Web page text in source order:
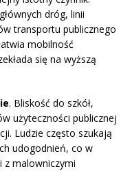
dróg, linii
transportu publicznego
mobilność
się na wyższą
. Bliskość do szkół,
użyteczności publicznej
Ludzie często szukają
udogodnień, co w
z malowniczymi